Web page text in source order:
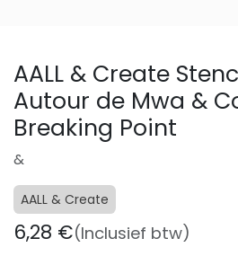
AALL & Create
Autour de Mwa &
Breaking Point
&
AALL & Create
6,28 €(Inclusief btw)